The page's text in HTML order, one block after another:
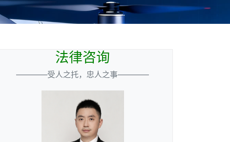
法律咨询
————受人之托，忠人之事————